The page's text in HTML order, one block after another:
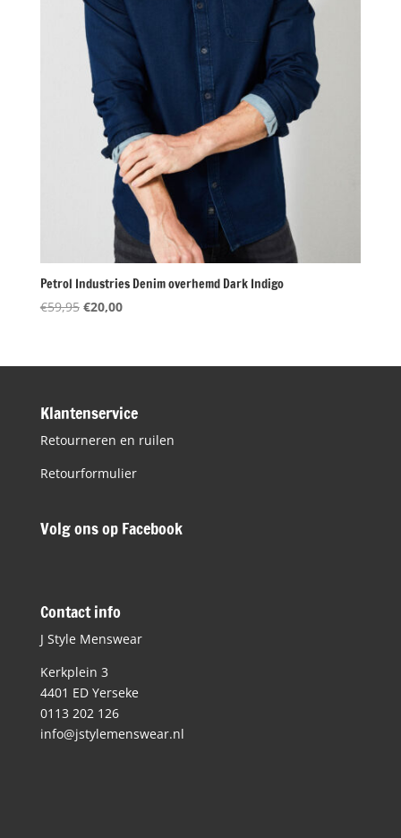
Petrol Industries Denim overhemd Dark Indigo
€59,95 Oorspronkelijke
€59,95.
€20,00Huidige
€20,00.
Klantenservice
Retourneren en ruilen
Retourformulier
Volg ons op Facebook
Contact info
J Style Menswear
Kerkplein 3
4401 ED Yerseke
0113 202 126
info@jstylemenswear.nl